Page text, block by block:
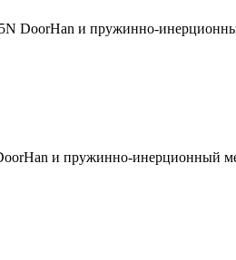
DoorHan и пружинно-
и пружинно-инерционный